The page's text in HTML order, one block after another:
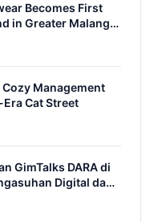
Becomes First
in Greater Malang
from BPJPH
Management
Cat Street
GimTalks DARA di
Digital dan
pada Anak